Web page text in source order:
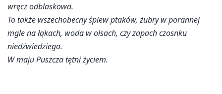
wręcz odblaskowa.
To także wszechobecny śpiew ptaków, żubry w porannej
mgle na łąkach, woda w olsach, czy zapach czosnku
niedźwiedziego.
W maju Puszcza tętni życiem.